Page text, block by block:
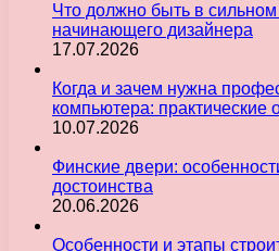
Что должно быть в
начинающего дизайнера
17.07.2026
Когда и зачем нужна
компьютера: практические
10.07.2026
Финские двери:
достоинства
20.06.2026
Особенности и этапы